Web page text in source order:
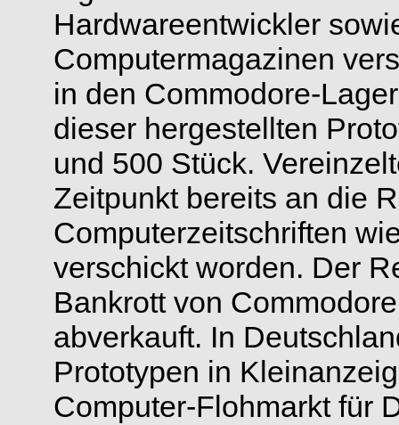
Hardwareentwickler
Computermagazinen
in den Commodore-
dieser hergestellten
und 500 Stück.
Zeitpunkt bereits an die
Computerzeitschriften
verschickt worden. Der
Bankrott von
abverkauft. In
Prototypen in
Computer-Flohmarkt für